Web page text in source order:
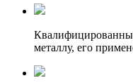
металлу, его